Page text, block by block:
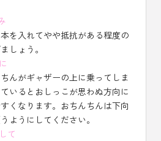
を入れてやや抵抗がある程度の
しょう。
んがギャザーの上に乗ってしま
いるとおしっこが思わぬ方向に
くなります。おちんちんは下向
ようにしてください。
て